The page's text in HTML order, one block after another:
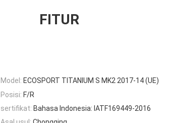
FITUR
Model: ECOSPORT TITANIUM S MK2 2017-14 (UE)
Posisi: F/R
sertifikat: Bahasa Indonesia: IATF169449-2016